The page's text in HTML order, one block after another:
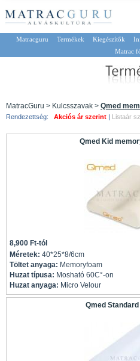
Matracguru Termékek Kiegészítők
Matrac
MatracGuru > Kulcsszavak > Qmed
Rendezettség: Akciós ár szerint | Listaár
Qmed Kid
8,900 Ft-tól
Méretek: 40*25*8/6cm
Töltet anyaga: Memoryfoam
Huzat típusa: Mosható 60C°-on
Huzat anyaga: Micro Velour
Qmed